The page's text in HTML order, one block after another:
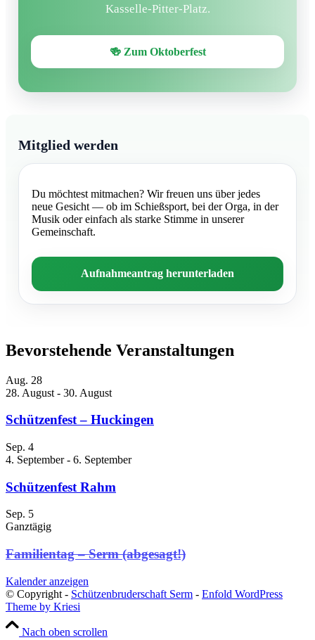
Kasselle-Pitter-Platz.
🍻 Zum Oktoberfest
Mitglied werden
Du möchtest mitmachen? Wir freuen uns über jedes
neue Gesicht — ob im Schießsport, bei der Orga, in der
Musik oder einfach als starke Stimme in unserer
Gemeinschaft.
Aufnahmeantrag herunterladen
Bevorstehende Veranstaltungen
Aug. 28
28. August - 30. August
Schützenfest – Huckingen
Sep. 4
4. September- 6. September
Schützenfest Rahm
Sep. 5
Ganztägig
Familientag – Serm (abgesagt!)
Kalender anzeigen
© Copyright - Schützenbruderschaft Serm - Enfold WordPress
Theme by Kriesi
Nach oben scrollen